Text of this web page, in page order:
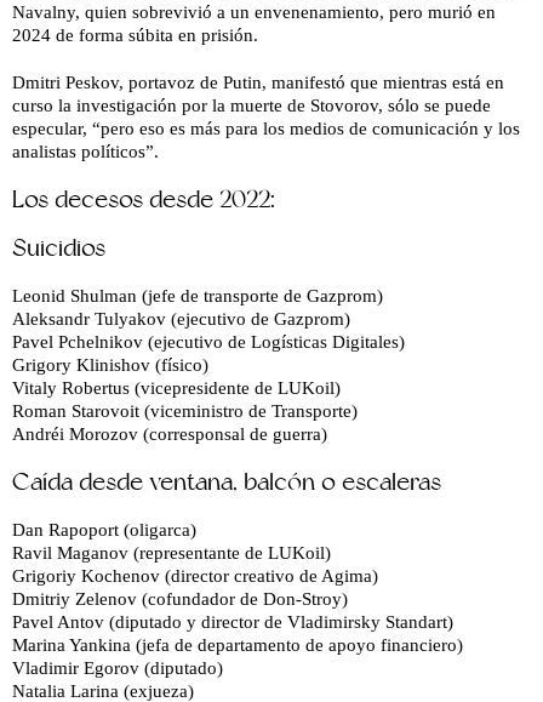
Navalny, quien sobrevivió a un envenenamiento, pero murió en
2024 de forma súbita en prisión.
Dmitri Peskov, portavoz de Putin, manifestó que mientras está en
curso la investigación por la muerte de Stovorov, sólo se puede
especular, “pero eso es más para los medios de comunicación y los
analistas políticos”.
Los decesos desde 2022:
Suicidios
Leonid Shulman (jefe de transporte de Gazprom)
Aleksandr Tulyakov (ejecutivo de Gazprom)
Pavel Pchelnikov (ejecutivo de Logísticas Digitales)
Grigory Klinishov (físico)
Vitaly Robertus (vicepresidente de LUKoil)
Roman Starovoit (viceministro de Transporte)
Andréi Morozov (corresponsal de guerra)
Caída desde ventana, balcón o escaleras
Dan Rapoport (oligarca)
Ravil Maganov (representante de LUKoil)
Grigoriy Kochenov (director creativo de Agima)
Dmitriy Zelenov (cofundador de Don-Stroy)
Pavel Antov (diputado y director de Vladimirsky Standart)
Marina Yankina (jefa de departamento de apoyo financiero)
Vladimir Egorov (diputado)
Natalia Larina (exjueza)